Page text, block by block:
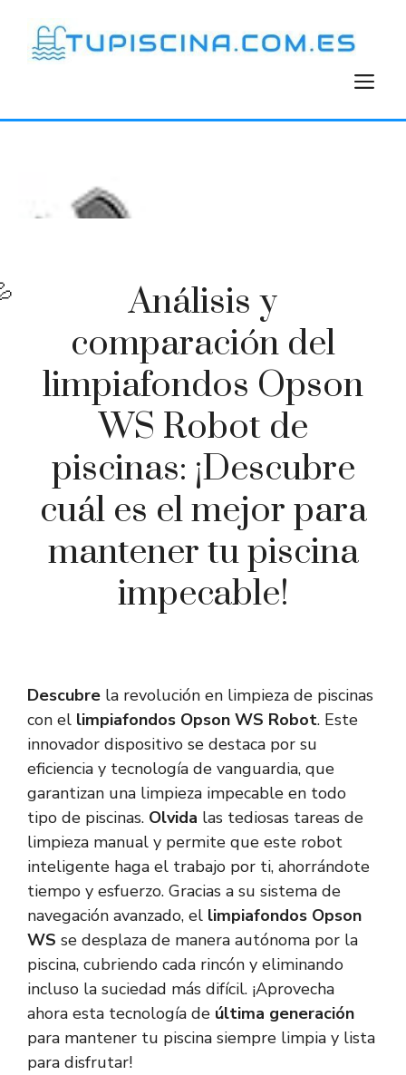
contenido
Análisis y
comparación del
limpiafondos Opson
WS Robot de
piscinas: ¡Descubre
cuál es el mejor para
mantener tu piscina
impecable!
Descubre la revolución en limpieza de piscinas
con el limpiafondos Opson WS Robot. Este
innovador dispositivo se destaca por su
eficiencia y tecnología de vanguardia, que
garantizan una limpieza impecable en todo
tipo de piscinas. Olvida las tediosas tareas de
limpieza manual y permite que este robot
inteligente haga el trabajo por ti, ahorrándote
tiempo y esfuerzo. Gracias a su sistema de
navegación avanzado, el limpiafondos Opson
WS se desplaza de manera autónoma por la
piscina, cubriendo cada rincón y eliminando
incluso la suciedad más difícil. ¡Aprovecha
ahora esta tecnología de última generación
para mantener tu piscina siempre limpia y lista
para disfrutar!